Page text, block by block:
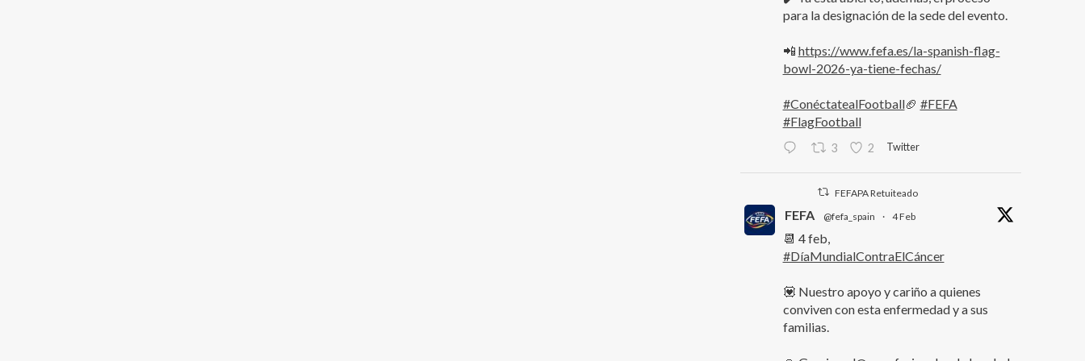
para la designación de la sede del evento.
📲 https://www.fefa.es/la-spanish-flag-
bowl-2026-ya-tiene-fechas/
#ConéctatealFootball🏈 #FEFA
#FlagFootball
3 2 Twitter
FEFAPA Retuiteado
FEFA @fefa_spain · 4 Feb
📆 4 feb,
#DíaMundialContraElCáncer
💟 Nuestro apoyo y cariño a quienes
conviven con esta enfermedad y a sus
familias.